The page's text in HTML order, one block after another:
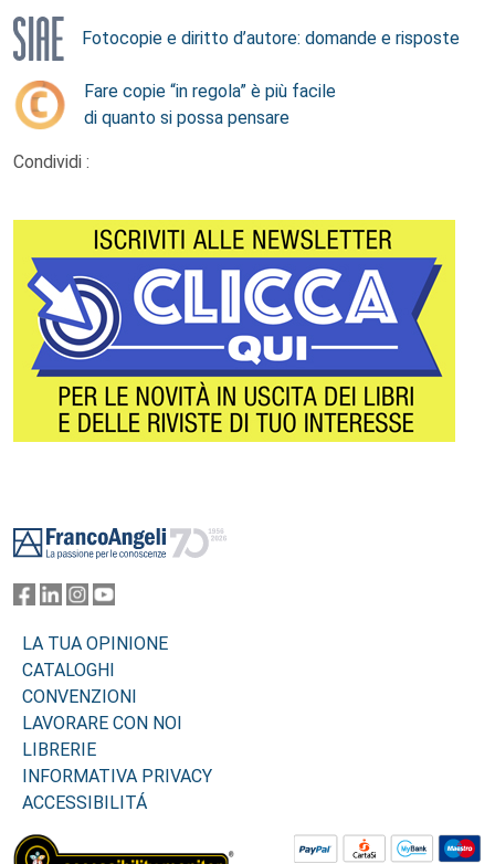
Fotocopie e diritto d’autore: domande e risposte
Fare copie “in regola” è più facile
di quanto si possa pensare
Condividi :
LA TUA OPINIONE
CATALOGHI
CONVENZIONI
LAVORARE CON NOI
LIBRERIE
INFORMATIVA PRIVACY
ACCESSIBILITÁ